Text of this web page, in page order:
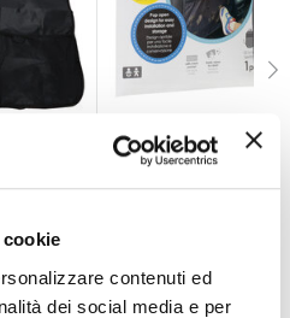
contenuti ed
dei social media e per
- POKEProtezione sedile
POKE